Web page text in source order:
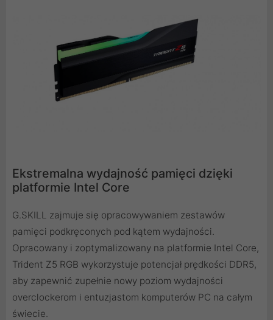
Ekstremalna wydajność pamięci dzięki
platformie Intel Core
G.SKILL zajmuje się opracowywaniem zestawów
pamięci podkręconych pod kątem wydajności.
Opracowany i zoptymalizowany na platformie Intel Core,
Trident Z5 RGB wykorzystuje potencjał prędkości DDR5,
aby zapewnić zupełnie nowy poziom wydajności
overclockerom i entuzjastom komputerów PC na całym
świecie.